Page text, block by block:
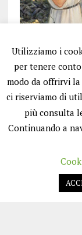
ISCRIVITI
Utilizziamo i
per tenere
modo da offrirvi
ci riserviamo di
più consulta
Continuando a